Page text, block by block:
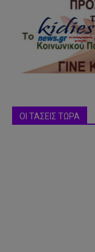
ΟΙ ΤΑΣΕΙΣ ΤΩΡΑ